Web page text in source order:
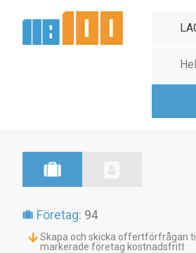
Företag: 94
Skapa och skicka offertförfrågan till
markerade företag kostnadsfritt